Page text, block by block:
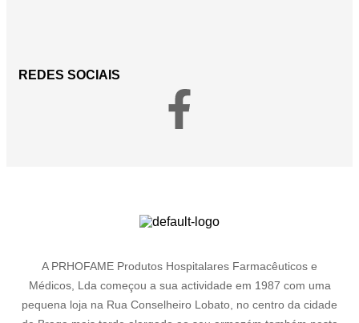
REDES SOCIAIS
A PRHOFAME Produtos Hospitalares Farmacêuticos e
Médicos, Lda começou a sua actividade em 1987 com uma
pequena loja na Rua Conselheiro Lobato, no centro da cidade